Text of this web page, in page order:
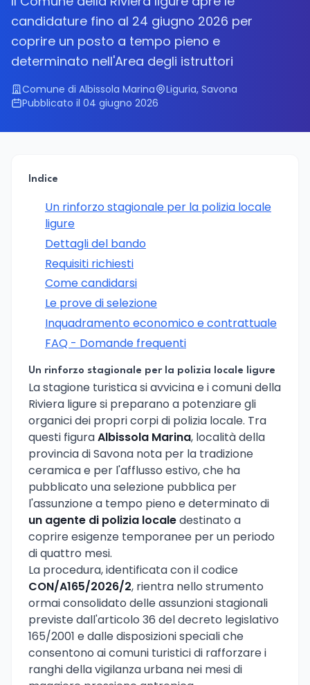
candidature fino al 24 giugno 2026 per
coprire un posto a tempo pieno e
determinato nell'Area degli istruttori
Comune di Albissola Marina
Liguria, Savona
Pubblicato il 04 giugno 2026
Indice
Un rinforzo stagionale per la polizia locale
ligure
Dettagli del bando
Requisiti richiesti
Come candidarsi
Le prove di selezione
Inquadramento economico e contrattuale
FAQ - Domande frequenti
Un rinforzo stagionale per la polizia locale ligure
La stagione turistica si avvicina e i comuni della
Riviera ligure si preparano a potenziare gli
organici dei propri corpi di polizia locale. Tra
questi figuraAlbissola Marina, località della
provincia di Savona nota per la tradizione
ceramica e per l'afflusso estivo, che ha
pubblicato una selezione pubblica per
l'assunzione a tempo pieno e determinato di
un agente di polizia localedestinato a
coprire esigenze temporanee per un periodo
di quattro mesi.
La procedura, identificata con il codice
CON/A165/2026/2, rientra nello strumento
ormai consolidato delle assunzioni stagionali
previste dall'articolo 36 del decreto legislativo
165/2001 e dalle disposizioni speciali che
consentono ai comuni turistici di rafforzare i
ranghi della vigilanza urbana nei mesi di